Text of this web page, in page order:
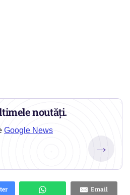
noutăți.
Google News
→
Email